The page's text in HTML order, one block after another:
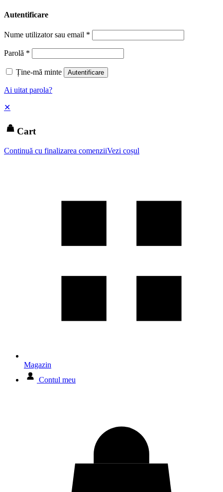
Autentificare
Nume utilizator sau email *
Parolă *
Ține-mă minte Autentificare
Ai uitat parola?
✕
Cart
Continuă cu finalizarea comenziiVezi coșul
Magazin
Contul meu